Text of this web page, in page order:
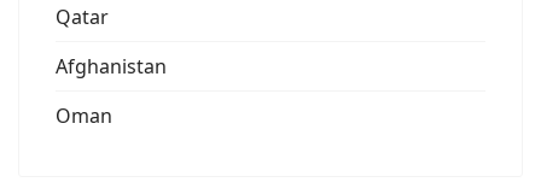
Qatar
Afghanistan
Oman